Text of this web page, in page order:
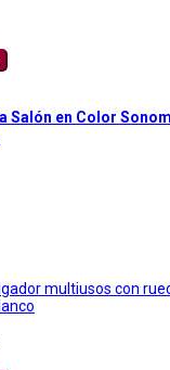
Salón en Color